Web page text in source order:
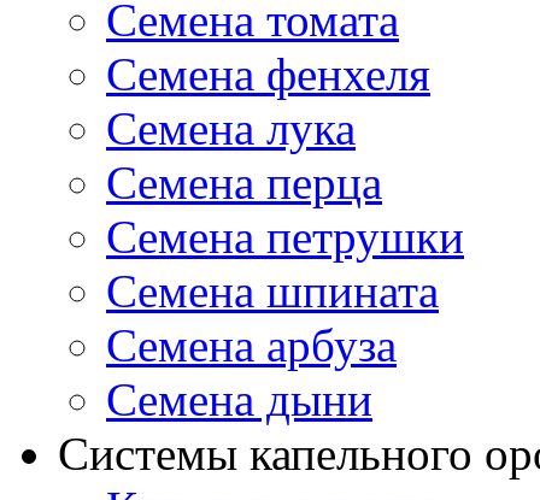
Семена томата
Семена фенхеля
Семена лука
Семена перца
Семена петрушки
Семена шпината
Семена арбуза
Семена дыни
Системы капельного